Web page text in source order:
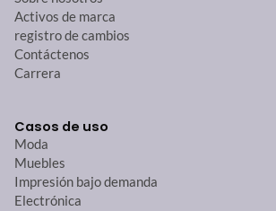
Activos de marca
registro de cambios
Contáctenos
Carrera
Casos de uso
Moda
Muebles
Impresión bajo demanda
Electrónica